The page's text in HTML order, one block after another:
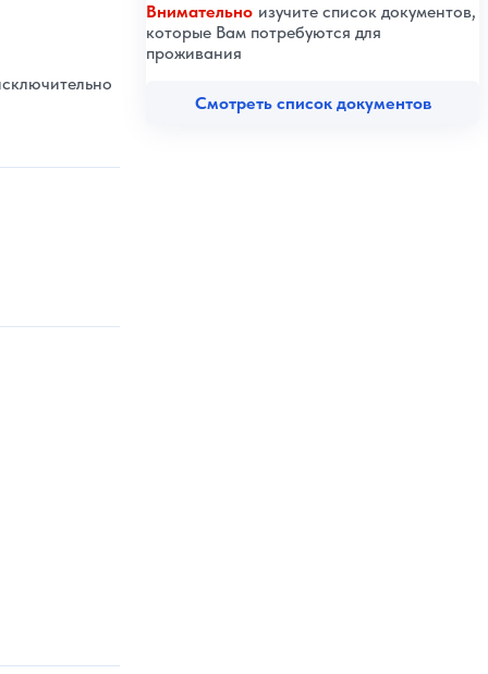
Внимательно изучите список документов,
которые Вам потребуются для
проживания
Смотреть список документов